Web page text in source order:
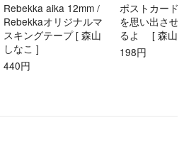
Rebekka aika 12mm /
Rebekkaオリジナルマ
スキングテープ [ 森山
しなこ ]
440円
ポストカー
を思い出させ
るよ [ 森山
198円